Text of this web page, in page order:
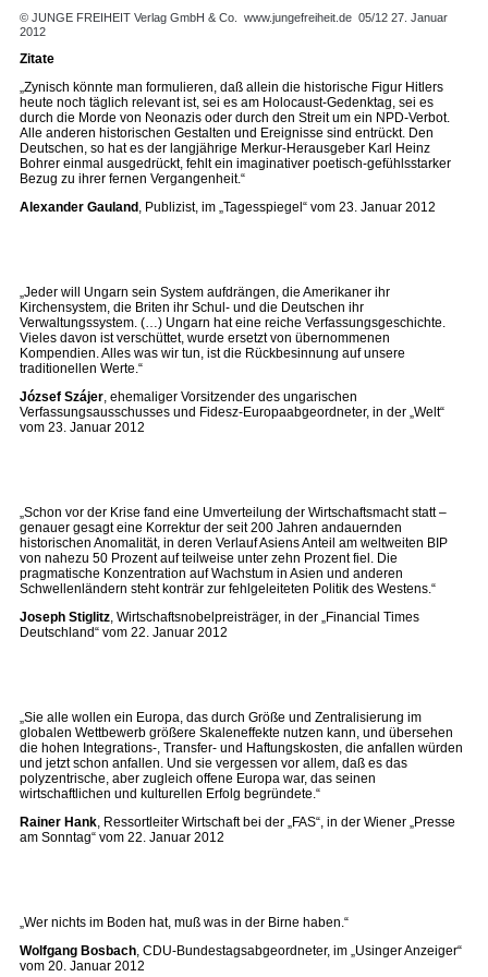
© JUNGE FREIHEIT Verlag GmbH & Co. www.jungefreiheit.de 05/12 27. Januar
2012
Zitate
„Zynisch könnte man formulieren, daß allein die historische Figur Hitlers
heute noch täglich relevant ist, sei es am Holocaust-Gedenktag, sei es
durch die Morde von Neonazis oder durch den Streit um ein NPD-Verbot.
Alle anderen historischen Gestalten und Ereignisse sind entrückt. Den
Deutschen, so hat es der langjährige Merkur-Herausgeber Karl Heinz
Bohrer einmal ausgedrückt, fehlt ein imaginativer poetisch-gefühlsstarker
Bezug zu ihrer fernen Vergangenheit.“
Alexander Gauland , Publizist, im „Tagesspiegel“ vom 23. Januar 2012
„Jeder will Ungarn sein System aufdrängen, die Amerikaner ihr
Kirchensystem, die Briten ihr Schul- und die Deutschen ihr
Verwaltungssystem. (…) Ungarn hat eine reiche Verfassungsgeschichte.
Vieles davon ist verschüttet, wurde ersetzt von übernommenen
Kompendien. Alles was wir tun, ist die Rückbesinnung auf unsere
traditionellen Werte.“
József Szájer, ehemaliger Vorsitzender des ungarischen
Verfassungsausschusses und Fidesz-Europaabgeordneter, in der „Welt“
vom 23. Januar 2012
„Schon vor der Krise fand eine Umverteilung der Wirtschaftsmacht statt –
genauer gesagt eine Korrektur der seit 200 Jahren andauernden
historischen Anomalität, in deren Verlauf Asiens Anteil am weltweiten BIP
von nahezu 50 Prozent auf teilweise unter zehn Prozent fiel. Die
pragmatische Konzentration auf Wachstum in Asien und anderen
Schwellenländern steht konträr zur fehlgeleiteten Politik des Westens.“
Joseph Stiglitz, Wirtschaftsnobelpreisträger, in der „Financial Times
Deutschland“ vom 22. Januar 2012
„Sie alle wollen ein Europa, das durch Größe und Zentralisierung im
globalen Wettbewerb größere Skaleneffekte nutzen kann, und übersehen
die hohen Integrations-, Transfer- und Haftungskosten, die anfallen würden
und jetzt schon anfallen. Und sie vergessen vor allem, daß es das
polyzentrische, aber zugleich offene Europa war, das seinen
wirtschaftlichen und kulturellen Erfolg begründete.“
Rainer Hank, Ressortleiter Wirtschaft bei der „FAS“, in der Wiener „Presse
am Sonntag“ vom 22. Januar 2012
„Wer nichts im Boden hat, muß was in der Birne haben.“
Wolfgang Bosbach, CDU-Bundestagsabgeordneter, im „Usinger Anzeiger“
vom 20. Januar 2012